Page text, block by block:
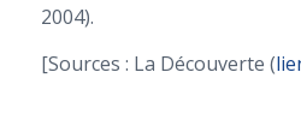
2004).
[Sources : La Découverte (